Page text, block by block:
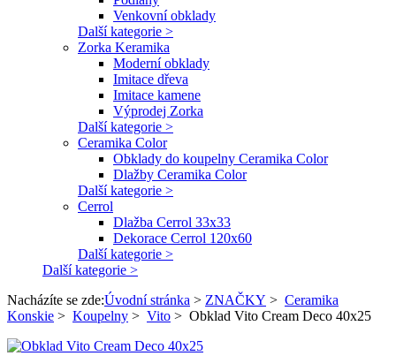
Venkovní obklady
Další kategorie >
Zorka Keramika
Moderní obklady
Imitace dřeva
Imitace kamene
Výprodej Zorka
Další kategorie >
Ceramika Color
Obklady do koupelny Ceramika Color
Dlažby Ceramika Color
Další kategorie >
Cerrol
Dlažba Cerrol 33x33
Dekorace Cerrol 120x60
Další kategorie >
Další kategorie >
Nacházíte se zde:Úvodní stránka > ZNAČKY > Ceramika
Konskie > Koupelny > Vito > Obklad Vito Cream Deco 40x25